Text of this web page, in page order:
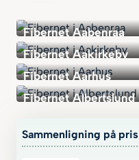
Fibernet Aabenraa
Fibernet Aakirkeby
Fibernet Aarhus
Fibernet Albertslund
Sammenligning på pris